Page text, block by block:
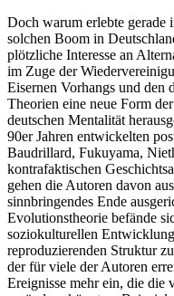
Doch warum erlebte gerade
solchen Boom in
plötzliche Interesse an
im Zuge der
Eisernen Vorhangs und den
Theorien eine neue Form
deutschen Mentalität
90er Jahren entwickelten
Baudrillard, Fukuyama,
kontrafaktischen
gehen die Autoren davon
sinnbringendes Ende
Evolutionstheorie befände
soziokulturellen
reproduzierenden Struktur
der für viele der Autoren
Ereignisse mehr ein, die die